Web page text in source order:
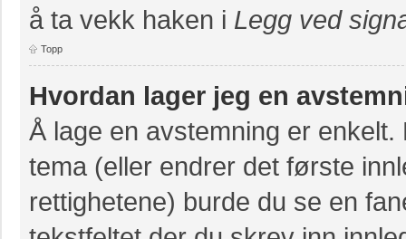
å ta vekk haken i Legg ved
Topp
Hvordan lager jeg en
Å lage en avstemning er
tema (eller endrer det første
rettighetene) burde du se en